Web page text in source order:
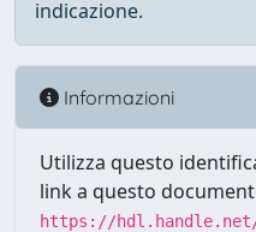
indicazione.
Informazioni
Utilizza questo
link a questo
https://hdl.handle.net/